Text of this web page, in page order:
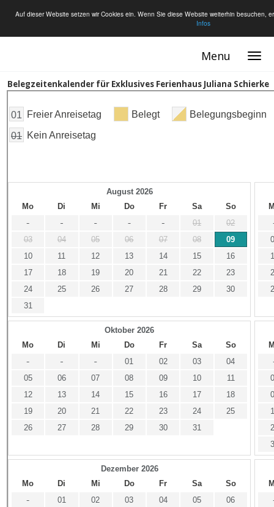
Auf dieser Website setzen wir Cookies ein. Wenn Sie diese Website weiterhin besuchen,
Infos
Menu
Belegzeitenkalender für Exklusives Ferienhaus Juliana Schierke